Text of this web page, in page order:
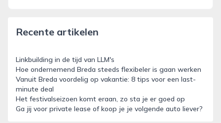
Recente artikelen
Linkbuilding in de tijd van LLM's
Hoe ondernemend Breda steeds flexibeler is gaan werken
Vanuit Breda voordelig op vakantie: 8 tips voor een last-
minute deal
Het festivalseizoen komt eraan, zo sta je er goed op
Ga jij voor private lease of koop je je volgende auto liever?